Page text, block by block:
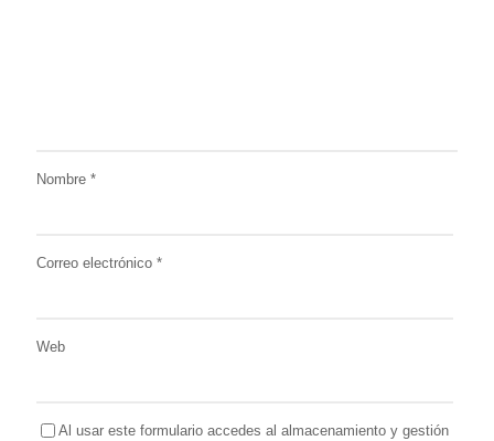
Nombre *
Correo electrónico *
Web
Al usar este formulario accedes al almacenamiento y gestión